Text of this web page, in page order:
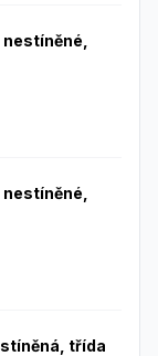
stíněná, třída